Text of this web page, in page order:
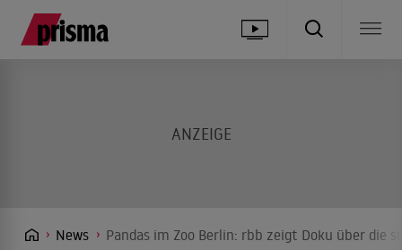
News Pandas im Zoo Berlin: rbb zeigt Doku über die